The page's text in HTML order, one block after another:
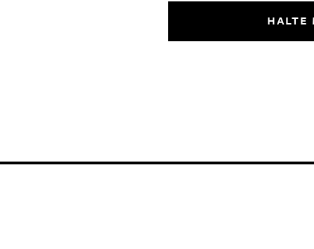
HALTE